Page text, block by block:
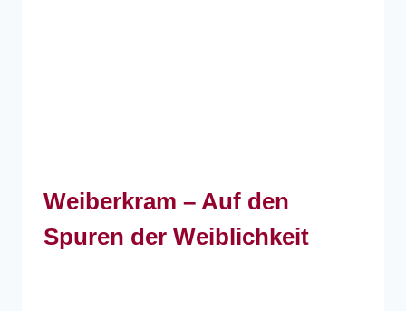
Weiberkram – Auf den
Spuren der Weiblichkeit